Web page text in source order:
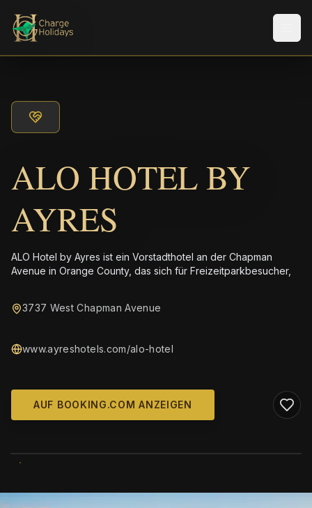
ALO HOTEL BY
AYRES
ALO Hotel by Ayres ist ein Vorstadthotel an der Chapman
Avenue in Orange County, das sich für Freizeitparkbesucher,
3737 West Chapman Avenue
www.ayreshotels.com/alo-hotel
AUF BOOKING.COM ANZEIGEN